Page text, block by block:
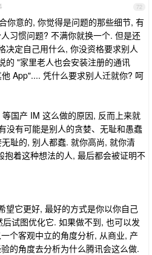
72
你意的, 你觉得是问题的那些细节, 有
习惯问题? 不满你就换一个. 但是还
决定自己用什么, 你没资格要求别人
的 "家里老人也会安装注册的通讯
App".... 凭什么要求别人迁就你? 呵
国产 IM 这么做的原因, 反而上来就
没有可能是别人的贪婪、无耻和愚蠢
耻的, 别人都蠢. 就你高尚, 就你清
抱着这种想法的人, 最后都会被证明不
望它更好, 最好的方式是你以你自己
试图优化它. 如果做不到, 也可以发
个客观中立的角度分析, 从商业, 产
的角度去分析为什么腾讯会这么做.